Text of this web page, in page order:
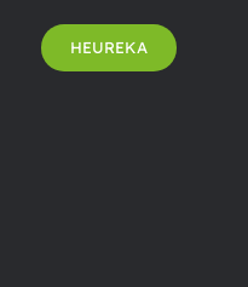
HEUREKA